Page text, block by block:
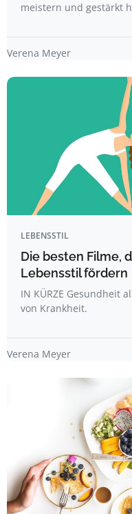
meistern und gestärkt
Verena Meyer
LEBENSSTIL
Die besten Filme,
Lebensstil fördern
IN KÜRZE Gesundheit
von Krankheit.
Verena Meyer